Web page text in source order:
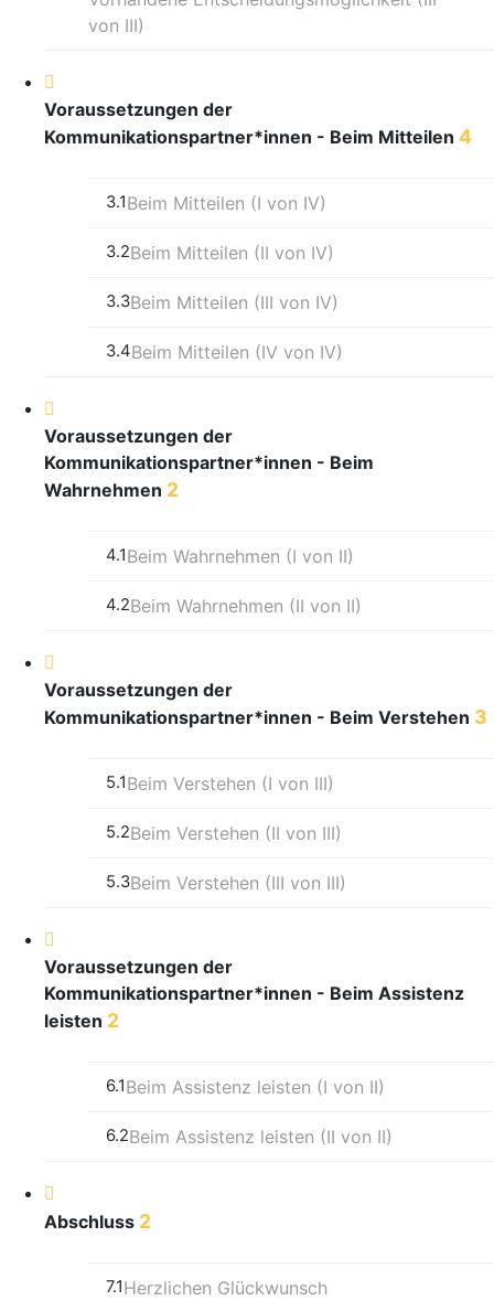
von III)
Voraussetzungen der
Kommunikationspartner*innen - Beim Mitteilen 4
3.1Beim Mitteilen (I von IV)
3.2Beim Mitteilen (II von IV)
3.3Beim Mitteilen (III von IV)
3.4Beim Mitteilen (IV von IV)
Voraussetzungen der
Kommunikationspartner*innen - Beim
Wahrnehmen 2
4.1Beim Wahrnehmen (I von II)
4.2Beim Wahrnehmen (II von II)
Voraussetzungen der
Kommunikationspartner*innen - Beim Verstehen 3
5.1Beim Verstehen (I von III)
5.2Beim Verstehen (II von III)
5.3Beim Verstehen (III von III)
Voraussetzungen der
Kommunikationspartner*innen - Beim Assistenz
leisten 2
6.1Beim Assistenz leisten (I von II)
6.2Beim Assistenz leisten (II von II)
Abschluss 2
7.1Herzlichen Glückwunsch